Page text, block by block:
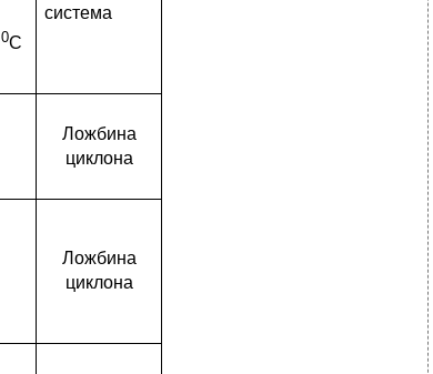
0С
система
Ложбина
циклона
Ложбина
циклона